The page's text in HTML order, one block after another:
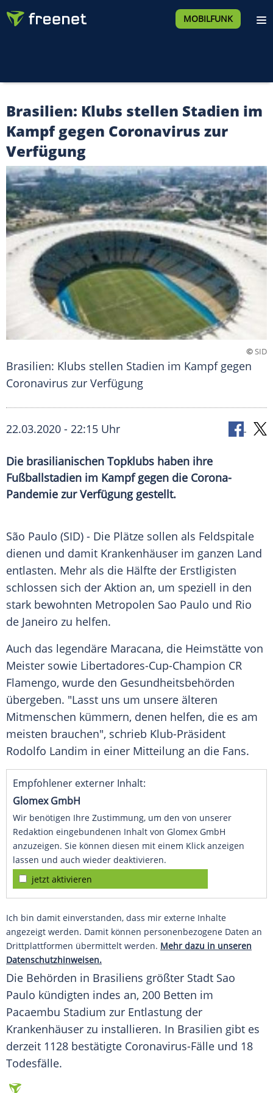
MOBILFUNK
Brasilien: Klubs stellen Stadien im
Kampf gegen Coronavirus zur
Verfügung
©SID
Brasilien: Klubs stellen Stadien im Kampf gegen
Coronavirus zur Verfügung
22.03.2020 - 22:15 Uhr
Die brasilianischen Topklubs haben ihre
Fußballstadien im Kampf gegen die Corona-
Pandemie zur Verfügung gestellt.
São Paulo (SID) - Die Plätze sollen als Feldspitale
dienen und damit Krankenhäuser im ganzen Land
entlasten. Mehr als die Hälfte der Erstligisten
schlossen sich der Aktion an, um speziell in den
stark bewohnten Metropolen Sao Paulo und Rio
de Janeiro zu helfen.
Auch das legendäre Maracana, die Heimstätte von
Meister sowie Libertadores-Cup-Champion CR
Flamengo, wurde den Gesundheitsbehörden
übergeben. "Lasst uns um unsere älteren
Mitmenschen kümmern, denen helfen, die es am
meisten brauchen", schrieb Klub-Präsident
Rodolfo Landim in einer Mitteilung an die Fans.
Empfohlener externer Inhalt:
Glomex GmbH
Wir benötigen Ihre Zustimmung, um den von unserer
Redaktion eingebundenen Inhalt von Glomex GmbH
anzuzeigen. Sie können diesen mit einem Klick anzeigen
lassen und auch wieder deaktivieren.
jetzt aktivieren
Ich bin damit einverstanden, dass mir externe Inhalte
angezeigt werden. Damit können personenbezogene Daten an
Drittplattformen übermittelt werden. Mehr dazu in unseren
Datenschutzhinweisen.
Die Behörden in Brasiliens größter Stadt Sao
Paulo kündigten indes an, 200 Betten im
Pacaembu Stadium zur Entlastung der
Krankenhäuser zu installieren. In Brasilien gibt es
derzeit 1128 bestätigte Coronavirus-Fälle und 18
Todesfälle.